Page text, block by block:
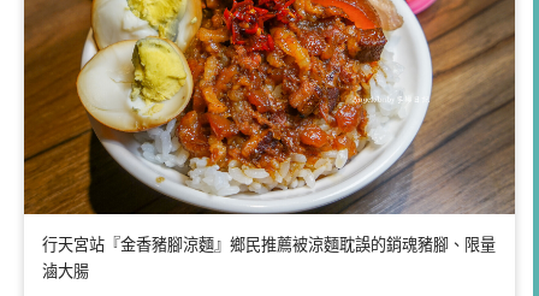
行天宮站『金香豬腳涼麵』鄉民推薦被涼麵耽誤的銷魂豬腳、限量
滷大腸